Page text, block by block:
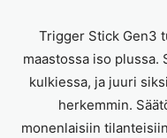
Trigger Stick Gen3
maastossa iso plussa.
kulkiessa, ja juuri
herkemmin.
monenlaisiin